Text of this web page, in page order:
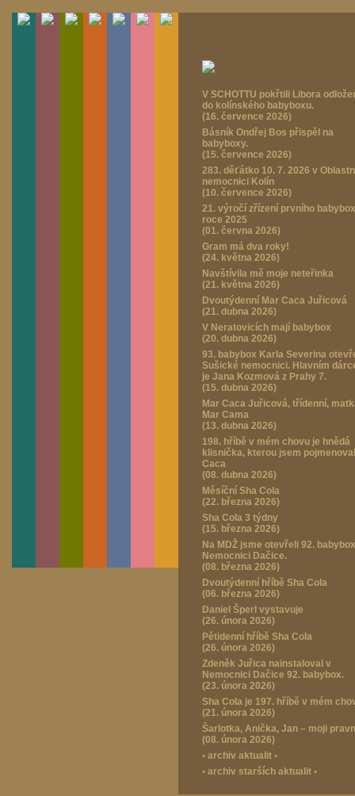
V SCHOTTU pokřtili Libora
do kolínského babyboxu.
(16. července 2026)
Básník Ondřej Bos přispěl na
babyboxy.
(15. července 2026)
283. děťátko 10. 7. 2026 v
nemocnici Kolín
(10. července 2026)
21. výročí zřízení prvního
roce 2025
(01. června 2026)
Gram má dva roky!
(24. května 2026)
Navštívila mě moje neteřinka
(21. května 2026)
Dvoutýdenní Mar Caca Juřicová
(21. dubna 2026)
V Neratovicích mají babybox
(20. dubna 2026)
93. babybox Karla Severina
Sušické nemocnici. Hlavním
je Jana Kozmová z Prahy 7.
(15. dubna 2026)
Mar Caca Juřicová, třídenní,
Mar Cama
(13. dubna 2026)
198. hříbě v mém chovu je hnědá
klisnička, kterou jsem
Caca
(08. dubna 2026)
Měsíční Sha Cola
(22. března 2026)
Sha Cola 3 týdny
(15. března 2026)
Na MDŽ jsme otevřeli 92.
Nemocnici Dačice.
(08. března 2026)
Dvoutýdenní hříbě Sha Cola
(06. března 2026)
Daniel Šperl vystavuje
(26. února 2026)
Pětidenní hříbě Sha Cola
(26. února 2026)
Zdeněk Juřica nainstaloval v
Nemocnici Dačice 92. babybox.
(23. února 2026)
Sha Cola je 197. hříbě v mém
(21. února 2026)
Šarlotka, Anička, Jan – moji
(08. února 2026)
• archiv aktualit •
• archiv starších aktualit •